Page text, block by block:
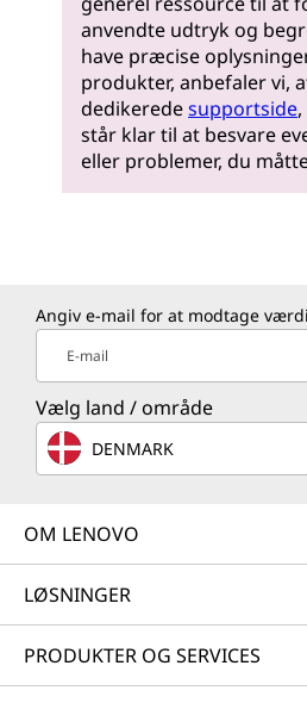
anvendte udtryk og
have præcise
produkter, anbefaler vi,
dedikeredesupportside
står klar til at besvare
eller problemer, du
Angiv e-mail for at modtage
E-mail
Vælg land / område
DENMARK
OM LENOVO
LØSNINGER
PRODUKTER OG SERVICES